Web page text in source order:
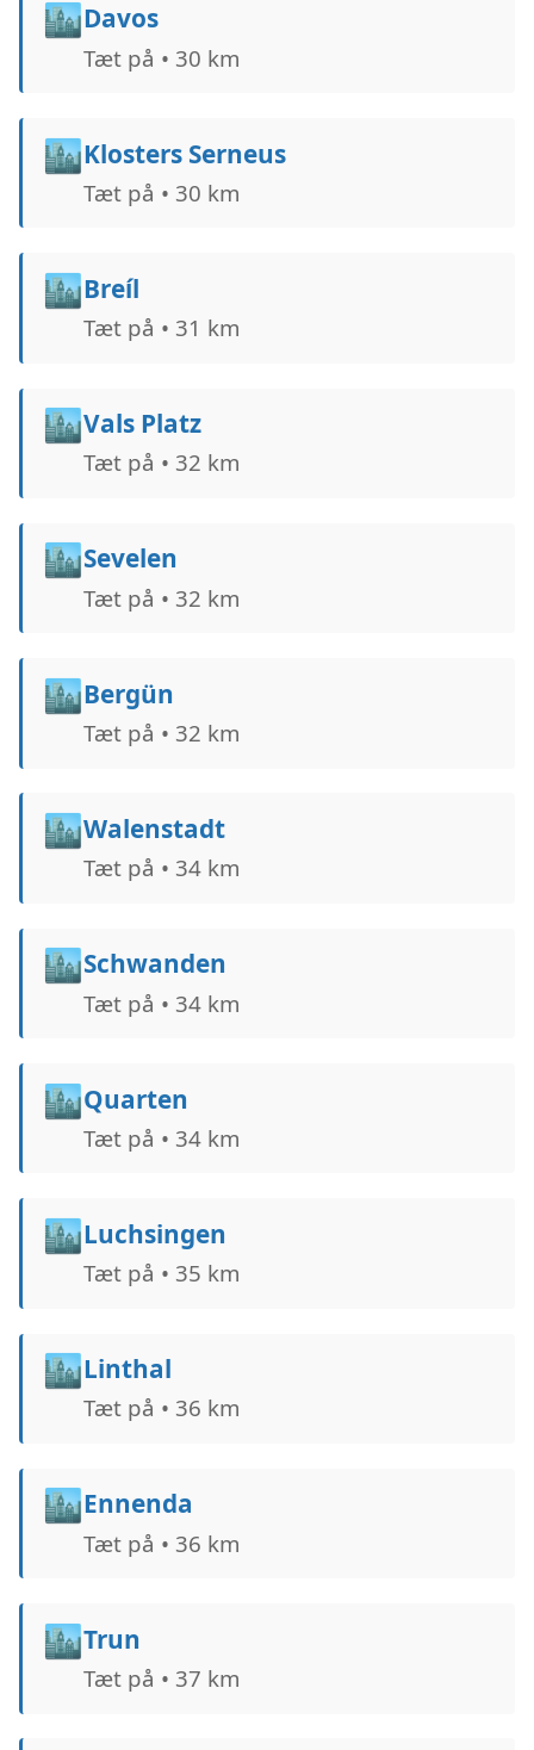
🏙️Davos
Tæt på • 30 km
🏙️Klosters Serneus
Tæt på • 30 km
🏙️Breíl
Tæt på • 31 km
🏙️Vals Platz
Tæt på • 32 km
🏙️Sevelen
Tæt på • 32 km
🏙️Bergün
Tæt på • 32 km
🏙️Walenstadt
Tæt på • 34 km
🏙️Schwanden
Tæt på • 34 km
🏙️Quarten
Tæt på • 34 km
🏙️Luchsingen
Tæt på • 35 km
🏙️Linthal
Tæt på • 36 km
🏙️Ennenda
Tæt på • 36 km
🏙️Trun
Tæt på • 37 km